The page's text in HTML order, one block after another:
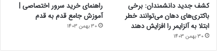
کشف جدید دانشمندان: برخی
باکتری‌های دهان می‌توانند خطر
ابتلا به آلزایمر را افزایش دهند
30 بهمن 1403
راهنمای خرید سرور اختصاصی |
آموزش جامع قدم به قدم
30 بهمن 1403